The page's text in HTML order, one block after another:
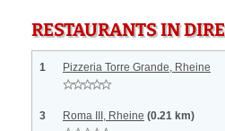
RESTAURANTS IN
1 Pizzeria Torre Grande, Rheine
3 Roma III, Rheine (0.21 km)